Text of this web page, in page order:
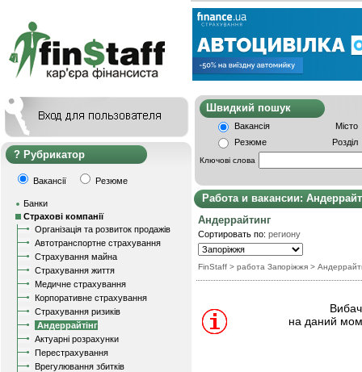
Рубрикатор
Вакансії Резюме
Банки
Страхові компанії
Організація та розвиток продажів
Автотранспортне страхування
Страхування майна
Страхування життя
Медичне страхування
Корпоративне страхування
Страхування ризиків
Андеррайтінг
Актуарні розрахунки
Перестрахування
Врегулювання збитків
Швидкий
Вакансія
Місто
Резюме
Розділ
Ключові слова
Работа и вакансии:
Андеррайтинг
Сортировать по: региону
FinStaff > работа Запоріжжя >
на даний